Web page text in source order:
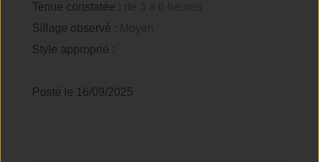
Tenue constatée : de 3 à 6 heures
Sillage observé : Moyen
Style approprié :
Posté le 16/09/2025